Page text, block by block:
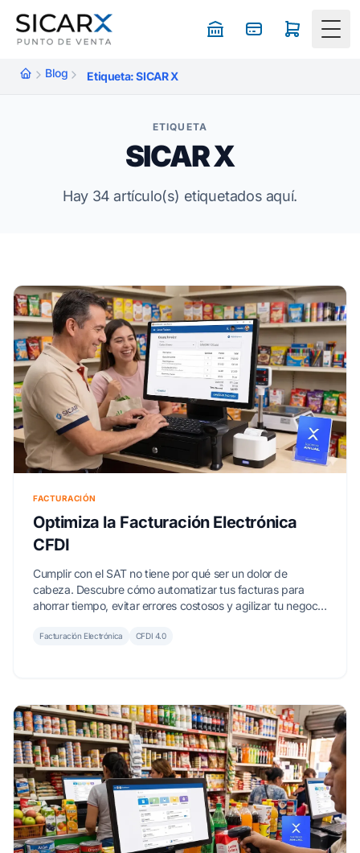
Blog Etiqueta: SICAR X
ETIQUETA
SICAR X
Hay 34 artículo(s) etiquetados aquí.
FACTURACIÓN
Optimiza la Facturación Electrónica
CFDI
Cumplir con el SAT no tiene por qué ser un dolor de
cabeza. Descubre cómo automatizar tus facturas para
ahorrar tiempo, evitar errores costosos y agilizar tu negocio
Facturación Electrónica CFDI 4.0